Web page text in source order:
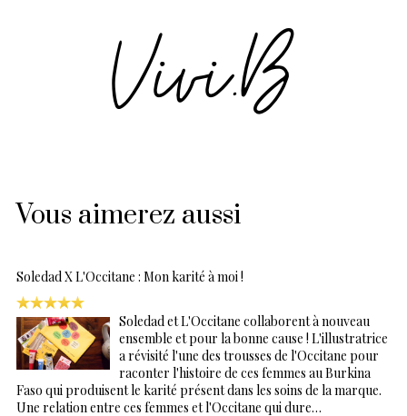
Vous aimerez aussi
Soledad X L'Occitane : Mon karité à moi !
Soledad et L'Occitane collaborent à nouveau
ensemble et pour la bonne cause ! L'illustratrice
a révisité l'une des trousses de l'Occitane pour
raconter l'histoire de ces femmes au Burkina
Faso qui produisent le karité présent dans les soins de la marque.
Une relation entre ces femmes et l'Occitane qui dure…